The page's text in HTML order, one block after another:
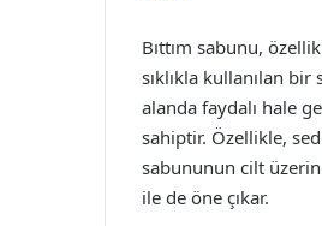
Bıttım sabunu,
sıklıkla kullanılan
alanda faydalı hale
sahiptir. Özellikle,
sabununun cilt
ile de öne çıkar.